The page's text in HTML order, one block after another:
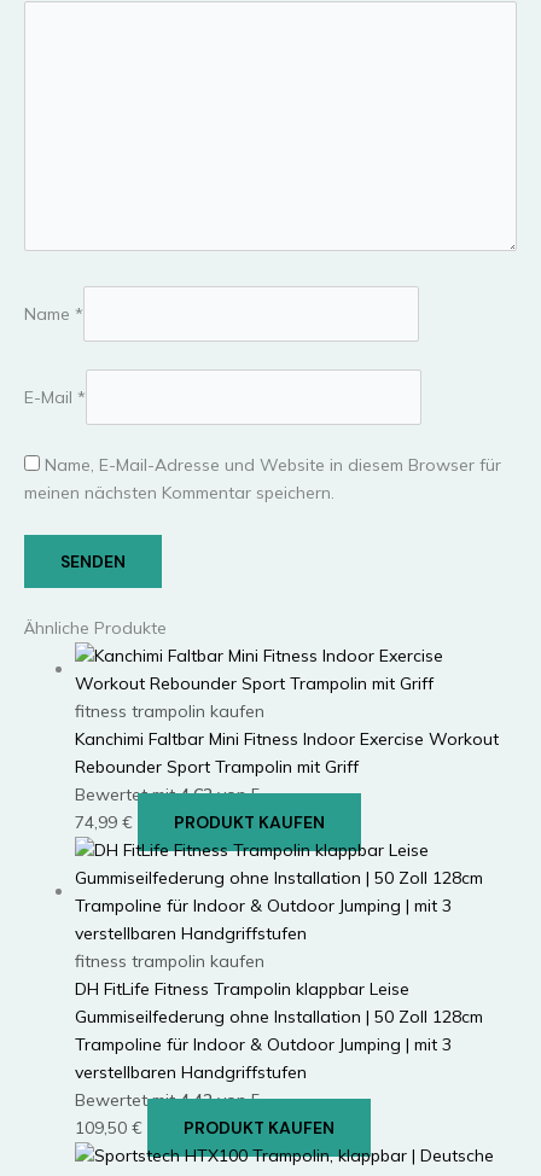
Name *
E-Mail *
Name, E-Mail-Adresse und Website in diesem Browser für
meinen nächsten Kommentar speichern.
Ähnliche Produkte
fitness trampolin kaufen
Kanchimi Faltbar Mini Fitness Indoor Exercise Workout
Rebounder Sport Trampolin mit Griff
Bewertet mit4.62von 5
74,99 € PRODUKT KAUFEN
fitness trampolin kaufen
DH FitLife Fitness Trampolin klappbar Leise
Gummiseilfederung ohne Installation | 50 Zoll 128cm
Trampoline für Indoor & Outdoor Jumping | mit 3
verstellbaren Handgriffstufen
Bewertet mit4.42von 5
109,50 € PRODUKT KAUFEN